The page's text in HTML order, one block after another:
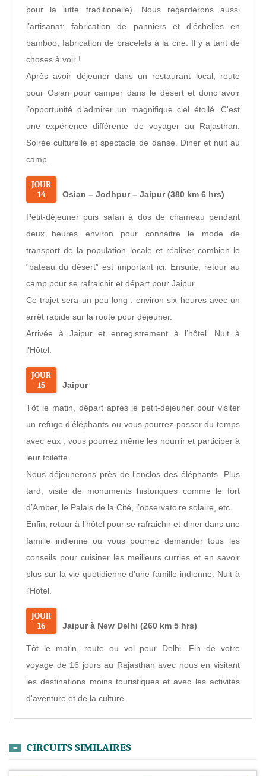
pour la lutte traditionelle). Nous regarderons aussi
l’artisanat: fabrication de panniers et d’échelles en
bamboo, fabrication de bracelets à la cire. Il y a tant de
choses à voir !
Après avoir déjeuner dans un restaurant local, route
pour Osian pour camper dans le désert et donc avoir
l’opportunité d’admirer un magnifique ciel étoilé. C'est
une expérience différente de voyager au Rajasthan.
Soirée culturelle et spectacle de danse. Diner et nuit au
camp.
JOUR
14
Osian – Jodhpur – Jaipur (380 km 6 hrs)
Petit-déjeuner puis safari à dos de chameau pendant
deux heures environ pour connaitre le mode de
transport de la population locale et réaliser combien le
“bateau du désert” est important ici. Ensuite, retour au
camp pour se rafraichir et départ pour Jaipur.
Ce trajet sera un peu long : environ six heures avec un
arrêt rapide sur la route pour déjeuner.
Arrivée à Jaipur et enregistrement à l’hôtel. Nuit à
l’Hôtel.
JOUR
15
Jaipur
Tôt le matin, départ après le petit-déjeuner pour visiter
un refuge d’éléphants ou vous pourrez passer du temps
avec eux ; vous pourrez même les nourrir et participer à
leur toilette.
Nous déjeunerons près de l’enclos des éléphants. Plus
tard, visite de monuments historiques comme le fort
d’Amber, le Palais de la Cité, l’observatoire solaire, etc.
Enfin, retour à l’hôtel pour se rafraichir et diner dans une
famille indienne ou vous pourrez demander tous les
conseils pour cuisiner les meilleurs curries et en savoir
plus sur la vie quotidienne d’une famille indienne. Nuit à
l’Hôtel.
JOUR
16
Jaipur à New Delhi (260 km 5 hrs)
Tôt le matin, route ou vol pour Delhi. Fin de votre
voyage de 16 jours au Rajasthan avec nous en visitant
les destinations moins touristiques et avec les activités
d'aventure et de la culture.
CIRCUITS SIMILAIRES